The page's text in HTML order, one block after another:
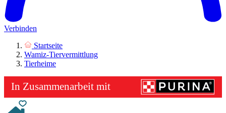
Verbinden
Startseite
Wamiz-Tiervermittlung
Tierheime